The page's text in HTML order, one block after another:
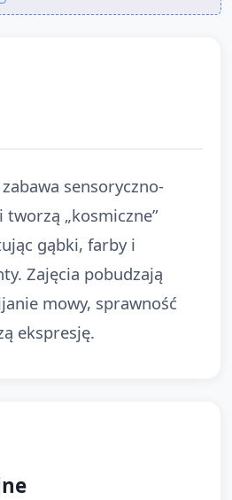
sensoryczno-
„kosmiczne”
gąbki, farby i
Zajęcia pobudzają
mowy, sprawność
ekspresję.